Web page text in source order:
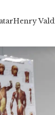
Henry